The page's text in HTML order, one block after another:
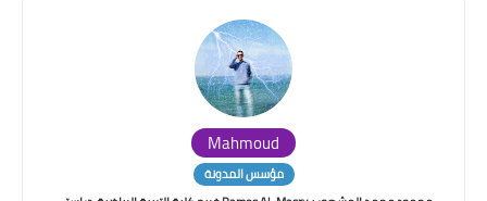
Mahmoud
مؤسس المدونة